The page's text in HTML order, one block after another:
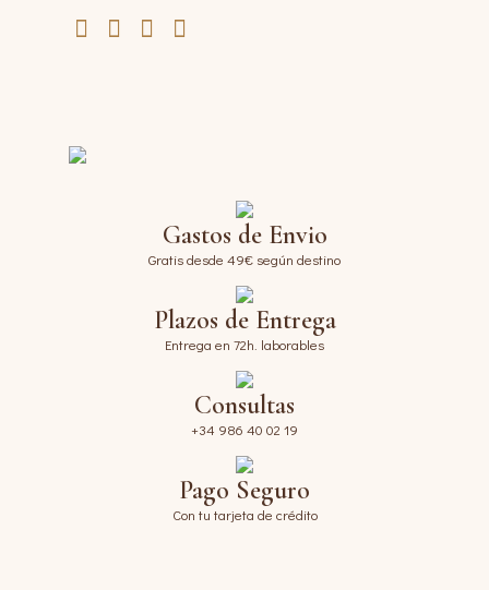
Gastos de Envio
Gratis desde 49€ según destino
Plazos de Entrega
Entrega en 72h. laborables
Consultas
+34 986 40 02 19
Pago Seguro
Con tu tarjeta de crédito